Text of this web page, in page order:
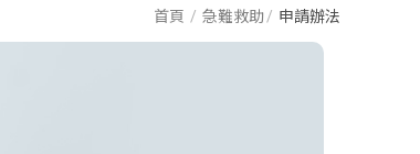
首頁 急難救助 申請辦法